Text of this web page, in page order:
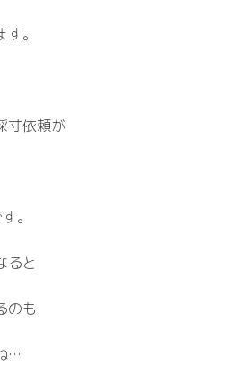
。
寸依頼が
。
ると
のも
…